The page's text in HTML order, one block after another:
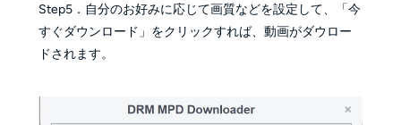
Step5．自分のお好みに応じて画質などを設定して、「今
すぐダウンロード」をクリックすれば、動画がダウロー
ドされます。